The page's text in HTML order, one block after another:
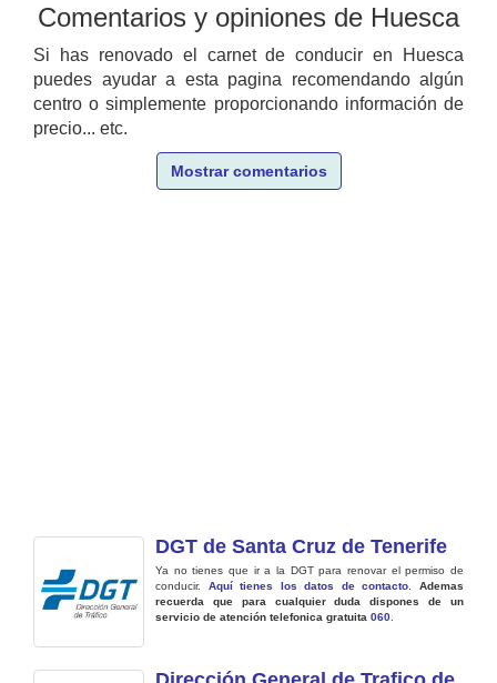
Comentarios y opiniones de Huesca
Si has renovado el carnet de conducir en Huesca
puedes ayudar a esta pagina recomendando algún
centro o simplemente proporcionando información de
precio... etc.
Mostrar comentarios
DGT de Santa Cruz de Tenerife
Ya no tienes que ir a la DGT para renovar el permiso de
conducir. Aquí tienes los datos de contacto .Ademas
recuerda que para cualquier duda dispones de un
servicio de atención telefonica gratuita 060